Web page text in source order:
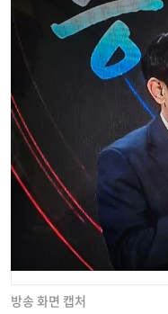
방송 화면 캡처